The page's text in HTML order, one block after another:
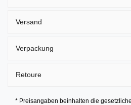
Versand
Verpackung
Retoure
* Preisangaben beinhalten die